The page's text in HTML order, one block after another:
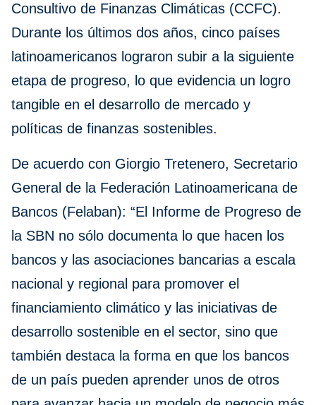
Consultivo de Finanzas Climáticas (CCFC).
Durante los últimos dos años, cinco países
latinoamericanos lograron subir a la siguiente
etapa de progreso, lo que evidencia un logro
tangible en el desarrollo de mercado y
políticas de finanzas sostenibles.
De acuerdo con Giorgio Tretenero, Secretario
General de la Federación Latinoamericana de
Bancos (Felaban): “El Informe de Progreso de
la SBN no sólo documenta lo que hacen los
bancos y las asociaciones bancarias a escala
nacional y regional para promover el
financiamiento climático y las iniciativas de
desarrollo sostenible en el sector, sino que
también destaca la forma en que los bancos
de un país pueden aprender unos de otros